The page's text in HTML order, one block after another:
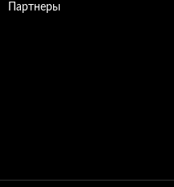
Партнеры